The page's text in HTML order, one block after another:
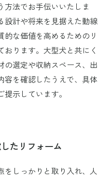
方法でお手伝いいたしま
設計や将来を見据えた動線
な価値を高めるためのリ
おります。大型犬と共にく
の選定や収納スペース、出
容を確認したうえで、具体
示しています。
たリフォーム
をしっかりと取り入れ、人